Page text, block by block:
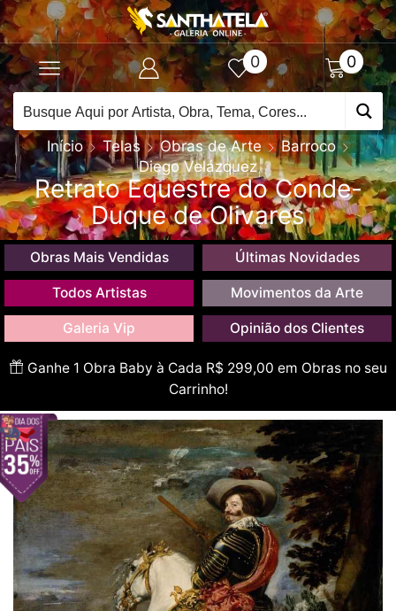
0 0
Início Telas Obras de Arte
Barroco
Diego Velázquez
Retrato Equestre do Conde-
Duque de Olivares
Obras Mais Vendidas Últimas Novidades
Todos Artistas Movimentos da Arte
Galeria Vip Opinião dos Clientes
Ganhe 1 Obra Baby à Cada R$ 299,00 em Obras no seu
Carrinho!